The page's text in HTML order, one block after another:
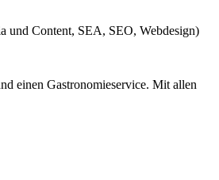
und Content, SEA, SEO, Webdesign)
einen Gastronomieservice. Mit allen